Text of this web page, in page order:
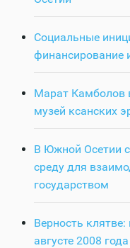
Социальные
финансирование
Марат Камболов
музей ксанских
В Южной Осетии
среду для
государством
Верность
августе 2008 года